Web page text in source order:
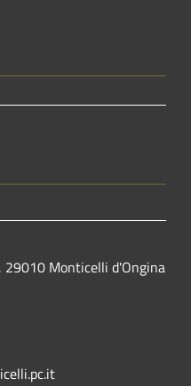
29010 Monticelli d'Ongina